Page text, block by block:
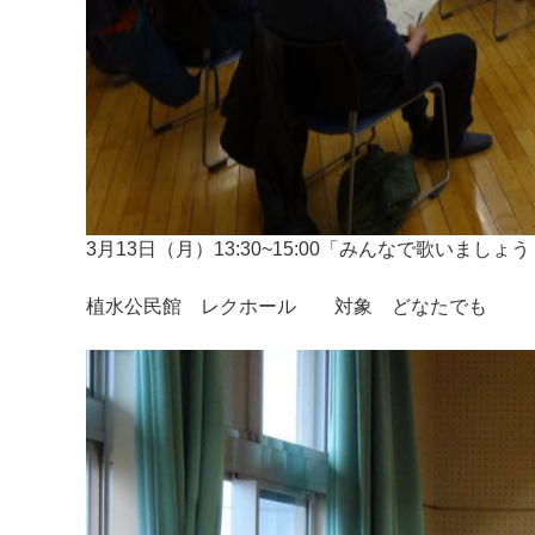
3月13日（月）13:30~15:00「みんなで歌いましょう
植水公民館 レクホール 対象 どなたでも